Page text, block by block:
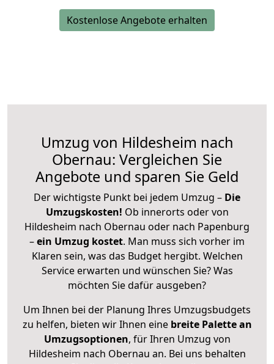
Kostenlose Angebote erhalten
Umzug von Hildesheim nach
Obernau: Vergleichen Sie
Angebote und sparen Sie Geld
Der wichtigste Punkt bei jedem Umzug – Die
Umzugskosten! Ob innerorts oder von
Hildesheim nach Obernau oder nach Papenburg
–ein Umzug kostet. Man muss sich vorher im
Klaren sein, was das Budget hergibt. Welchen
Service erwarten und wünschen Sie? Was
möchten Sie dafür ausgeben?
Um Ihnen bei der Planung Ihres Umzugsbudgets
zu helfen, bieten wir Ihnen eine breite Palette an
Umzugsoptionen, für Ihren Umzug von
Hildesheim nach Obernau an. Bei uns behalten